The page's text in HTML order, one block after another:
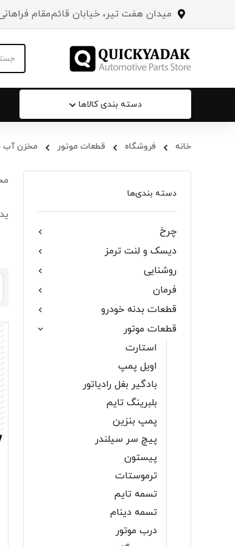
میدان هفت تیر، خیابان قائم‌مقام
دسته بندی کالاها
خانه فروشگاه قطعات موتور مخزن آب
دسته بندی‌ها
چرخ
دیسک و لنت ترمز
روشنایی
فرمان
قطعات بدنه خودرو
قطعات موتور
استارت
اویل پمپ
بادگیر بغل رادیاتور
بلبرینگ تایم
پمپ بنزین
پیچ سر سیلندر
پیستون
ترموستات
تسمه تایم
تسمه دینام
درب موتور